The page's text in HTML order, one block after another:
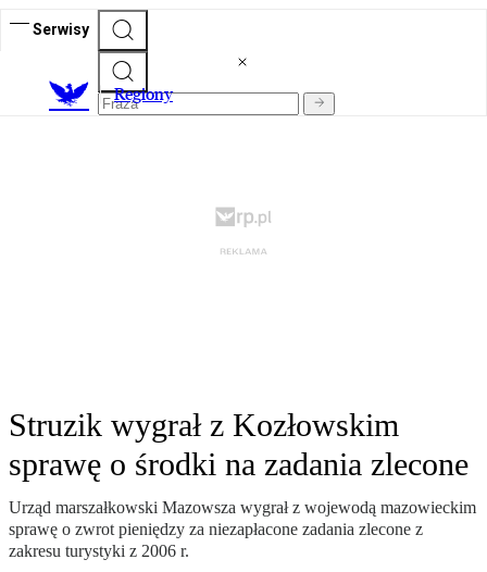
Serwisy
Regiony
Struzik wygrał z Kozłowskim
sprawę o środki na zadania zlecone
Urząd marszałkowski Mazowsza wygrał z wojewodą mazowieckim
sprawę o zwrot pieniędzy za niezapłacone zadania zlecone z
zakresu turystyki z 2006 r.